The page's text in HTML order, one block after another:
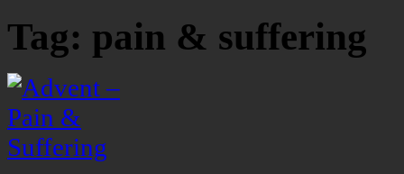
Tag: pain & suffering